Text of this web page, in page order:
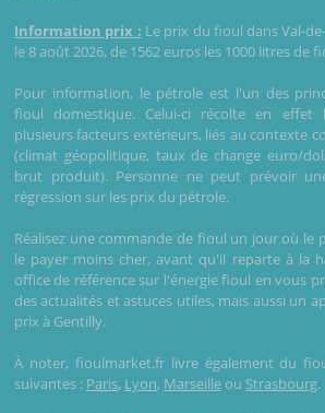
Information prix : Le prix du fioul dans Val-
le 8 août 2026, de 1562 euros les 1000 litres de
Pour information, le pétrole est l'un des
fioul domestique. Celui-ci récolte en effet
plusieurs facteurs extérieurs, liés au contexte
(climat géopolitique, taux de change euro/
brut produit). Personne ne peut prévoir
régression sur les prix du pétrole.
Réalisez une commande de fioul un jour où le
le payer moins cher, avant qu'il reparte à la
office de référence sur l'énergie fioul en vous
des actualités et astuces utiles, mais aussi un
prix à Gentilly.
À noter, fioulmarket.fr livre également du
suivantes : Paris, Lyon, Marseilleou Strasbourg.